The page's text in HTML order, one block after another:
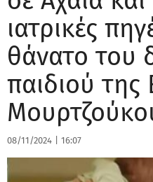
ιατρικές
θάνατο του
παιδιού της
08/11/2024 16:07